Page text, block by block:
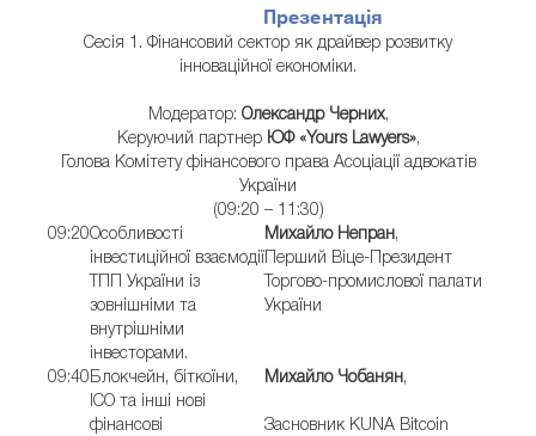
Презентація
Сесія 1. Фінансовий сектор як драйвер розвитку
інноваційної економіки.
Модератор: Олександр Черних,
Керуючий партнер ЮФ «Yours Lawyers»,
Голова Комітету фінансового права Асоціації адвокатів
України
(09:20 – 11:30)
09:20Особливості
інвестиційної взаємодії
ТПП України із
зовнішніми та
внутрішніми
інвесторами.
Михайло Непран,
Перший Віце-Президент
Торгово-промислової палати
України
09:40 Блокчейн, біткоїни,
ICO та інші нові
фінансові
Михайло Чобанян,
Засновник KUNA Bitcoin